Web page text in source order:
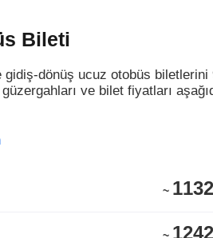
Bileti
dönüş ucuz otobüs biletlerini
ve bilet fiyatları
~ 1132
1242